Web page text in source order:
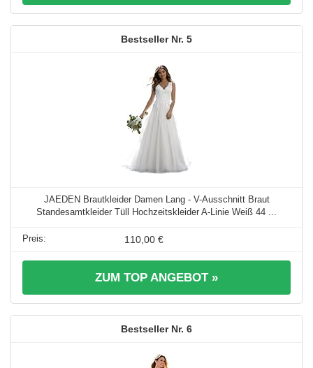
5
JAEDEN Brautkleider Damen Lang - V-Ausschnitt Braut
Standesamtkleider Tüll Hochzeitskleider A-Linie Weiß 44 ...
110,00 €
ZUM TOP ANGEBOT »
6